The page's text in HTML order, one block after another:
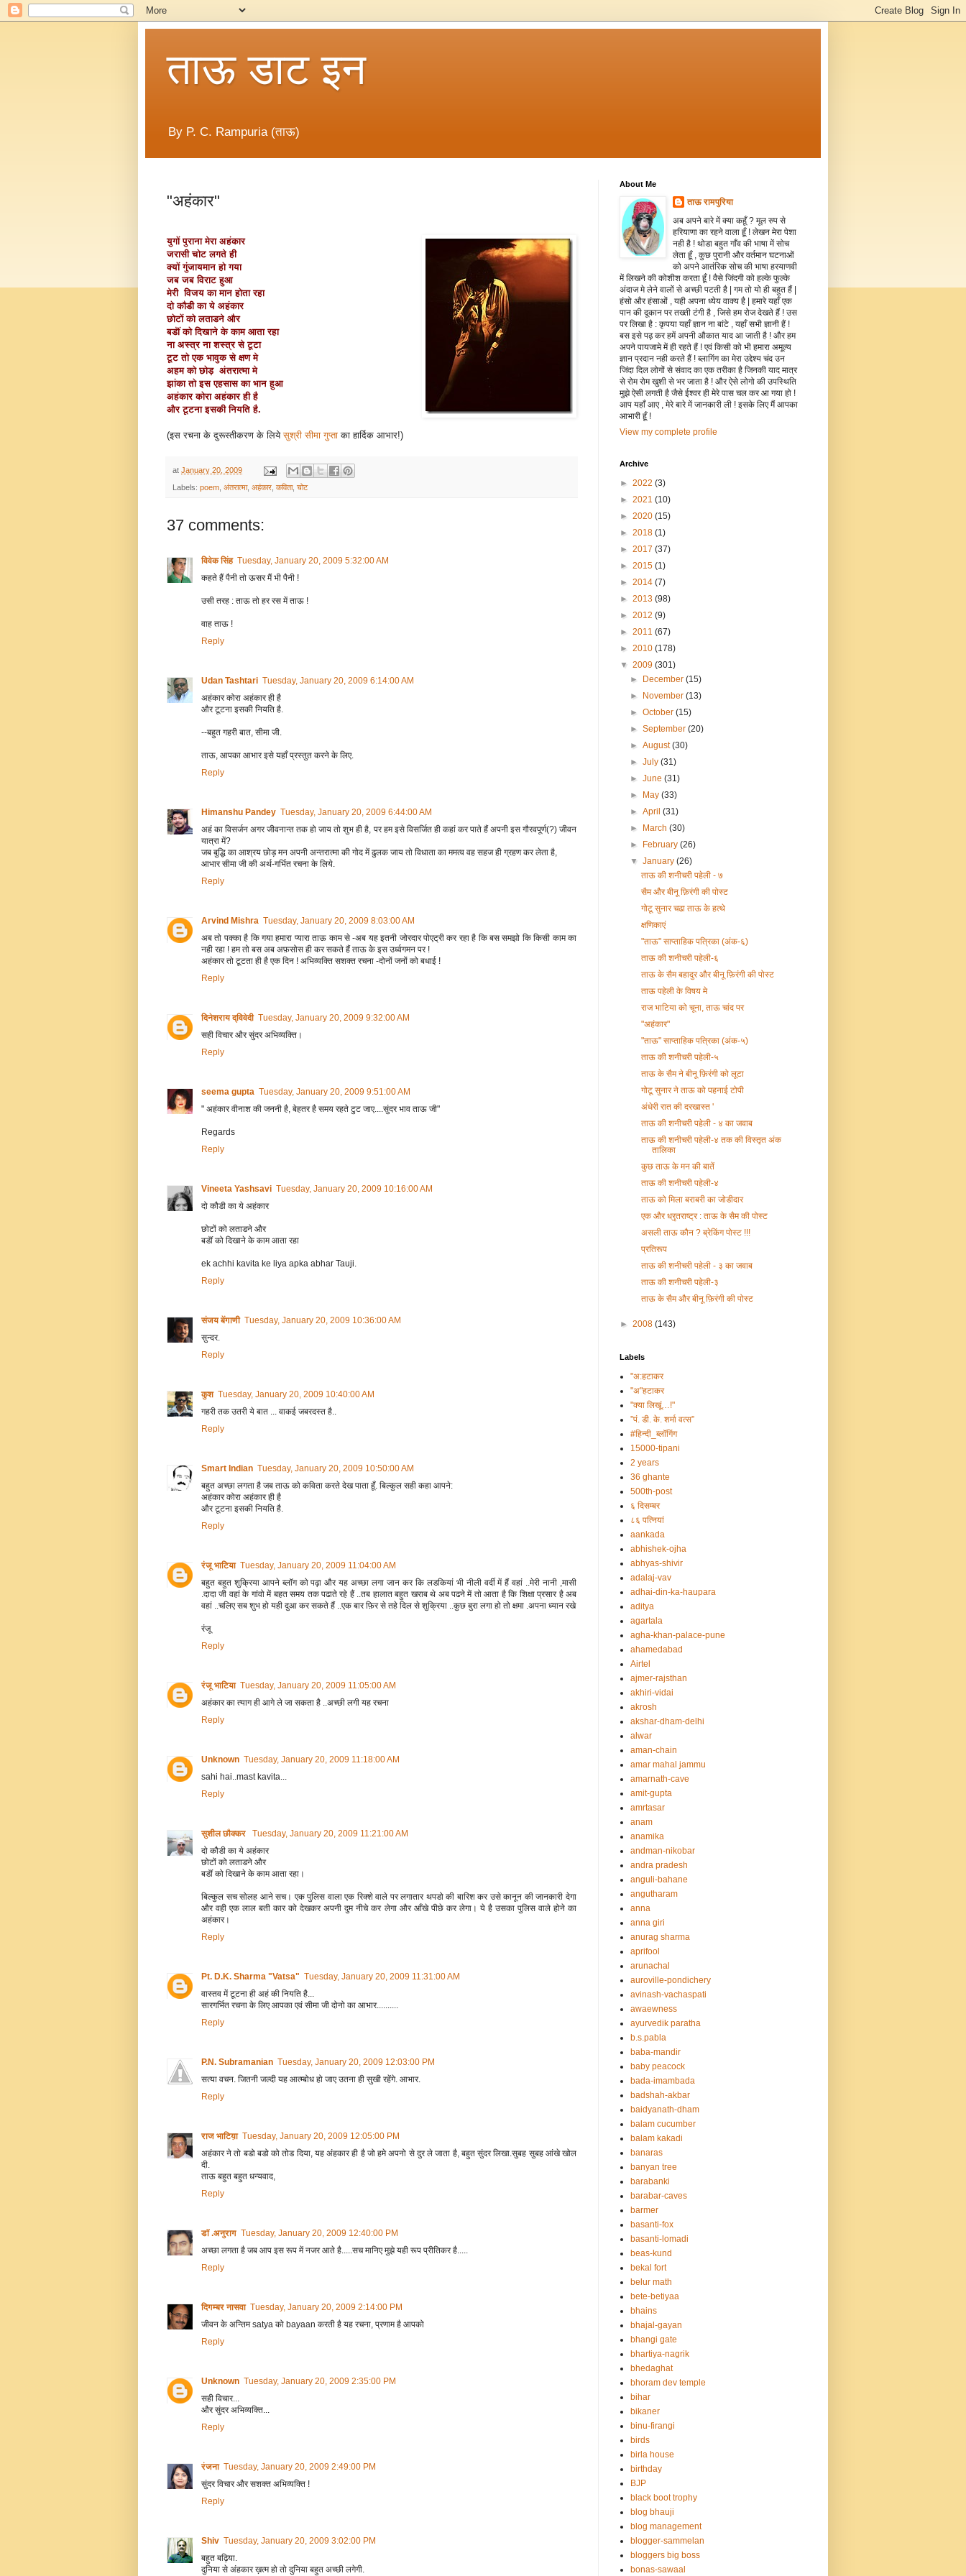
ताऊ डाट इन
By P. C. Rampuria (ताऊ)
"अहंकार"
युगों पुराना मेरा अहंकार
जरासी चोट लगते ही
क्यों गुंजायमान हो गया
जब जब विराट हुआ
मेरी विजय का मान होता रहा
दो कौडी का ये अहंकार
छोटों को लताडने और
बडॊं को दिखाने के काम आता रहा
ना अस्त्र ना शस्त्र से टूटा
टूट तो एक भावुक से क्षण मे
अहम को छोड़ अंतरात्मा मे
झांका तो इस एहसास का भान हुआ
अहंकार कोरा अहंकार ही है
और टूटना इसकी नियति है.
(इस रचना के दुरूस्तीकरण के लियेसुश्री सीमा गुप्ता का हार्दिक आभार!)
at January 20, 2009
Labels: poem, अंतरात्मा, अहंकार, कविता, चोट
37 comments:
विवेक सिंह Tuesday, January 20, 2009 5:32:00 AM
कहते हैं पैनी तो ऊसर मैं भी पैनी !
उसी तरह : ताऊ तो हर रस में ताऊ !
वाह ताऊ !
Reply
Udan Tashtari Tuesday, January 20, 2009 6:14:00 AM
अहंकार कोरा अहंकार ही है
और टूटना इसकी नियति है.
--बहुत गहरी बात, सीमा जी.
ताऊ, आपका आभार इसे यहाँ प्रस्तुत करने के लिए.
Reply
Himanshu Pandey Tuesday, January 20, 2009 6:44:00 AM
अहं का विसर्जन अगर जीवनान्त तक हो जाय तो शुभ ही है, पर हम इसे विसर्जित ही कहां कर पाते हैं अपनी इस गौरवपूर्ण(?) जीवन
यात्रा में?
जब बुद्धि का आश्रय छोड़ मन अपनी अन्तरात्मा की गोद में ढुलक जाय तो विधाता का ममत्व वह सहज ही ग्रहण कर लेता है,
आभार सीमा जी की अर्थ-गर्भित रचना के लिये.
Reply
Arvind Mishra Tuesday, January 20, 2009 8:03:00 AM
अब तो पक्का है कि गया हमारा प्यारा ताऊ काम से -अब यह इतनी जोरदार पोएट्री कर रहा है कि बस समझो कि किसी काम का
नही रहा ! हम तो बस अब अफ़सोस ही कर सकते हैं ताऊ के इस उर्ध्वगमन पर !
अहंकार तो टूटता ही है एक दिन ! अभिव्यक्ति सशक्त रचना -दोनों जनों को बधाई !
Reply
दिनेशराय द्विवेदी Tuesday, January 20, 2009 9:32:00 AM
सही विचार और सुंदर अभिव्यक्ति।
Reply
seema gupta Tuesday, January 20, 2009 9:51:00 AM
" अहंकार वीनाश की जननी है, बेहतर है समय रहते टुट जाए....सुंदर भाव ताऊ जी"
Regards
Reply
Vineeta Yashsavi Tuesday, January 20, 2009 10:16:00 AM
दो कौडी का ये अहंकार
छोटों को लताडने और
बडॊं को दिखाने के काम आता रहा
ek achhi kavita ke liya apka abhar Tauji.
Reply
संजय बेंगाणी Tuesday, January 20, 2009 10:36:00 AM
सुन्दर.
Reply
कुश Tuesday, January 20, 2009 10:40:00 AM
गहरी तक उतरी ये बात ... वाकई जबरदस्त है..
Reply
Smart Indian Tuesday, January 20, 2009 10:50:00 AM
बहुत अच्छा लगता है जब ताऊ को कविता करते देख पाता हूँ. बिल्कुल सही कहा आपने:
अहंकार कोरा अहंकार ही है
और टूटना इसकी नियति है.
Reply
रंजू भाटिया Tuesday, January 20, 2009 11:04:00 AM
बहुत बहुत शुक्रिया आपने ब्लॉग को पढ़ा और यह अच्छा लगा जान कर कि लडकियां भी नीली वर्दी में हैं वहां ..मेरी नानी ,मासी
.दादा जी वहां के गांवो में बहत समय तक पढाते रहे हैं ..तब हालात बहुत खराब थे अब पढने में तो आता है कि शिक्षा प्रसार है अब
वहां ..चलिए सब शुभ हो यही दुआ कर सकते हैं ..एक बार फ़िर से तहे दिल से शुक्रिया ..कुछ बुरा लगा हो तो क्षमा .अपना ध्यान रखे
रंजू
Reply
रंजू भाटिया Tuesday, January 20, 2009 11:05:00 AM
अहंकार का त्याग ही आगे ले जा सकता है ..अच्छी लगी यह रचना
Reply
Unknown Tuesday, January 20, 2009 11:18:00 AM
sahi hai..mast kavita...
Reply
सुशील छौक्कर
Tuesday, January 20, 2009 11:21:00 AM
दो कौडी का ये अहंकार
छोटों को लताडने और
बडॊं को दिखाने के काम आता रहा।
बिल्कुल सच सोलह आने सच। एक पुलिस वाला एक रिक्शे वाले पर लगातार थपडो की बारिश कर उसे कानून की जानकारी देगा
और वही एक लाल बती कार को देखकर अपनी दुम नीचे कर लेगा और आँखे पीछे कर लेगा। ये है उसका पुलिस वाले होने का
अहंकार।
Reply
Pt. D.K. Sharma "Vatsa" Tuesday, January 20, 2009 11:31:00 AM
वास्तव में टूटना ही अहं की नियति है...
सारगर्भित रचना के लिए आपका एवं सीमा जी दोनो का आभार..........
Reply
P.N. Subramanian Tuesday, January 20, 2009 12:03:00 PM
सत्या वचन. जितनी जल्दी यह आत्म्बोध हो जाए उतना ही सुखी रहेंगे. आभार.
Reply
राज भाटिय़ा Tuesday, January 20, 2009 12:05:00 PM
अहंकार ने तो बडो बडो को तोड दिया, यह अंहकार ही है जो हमे अपनो से दुर ले जाता है, बहुत सुंदर लिखा.सुबह सुबह आंखे खोल
दी.
ताऊ बहुत बहुत धन्यवाद,
Reply
डॉ .अनुराग Tuesday, January 20, 2009 12:40:00 PM
अच्छा लगता है जब आप इस रूप में नजर आते है.....सच मानिए मुझे यही रूप प्रीतिकर है.....
Reply
दिगम्बर नासवा Tuesday, January 20, 2009 2:14:00 PM
जीवन के अन्तिम satya को bayaan करती है यह रचना, प्रणाम है आपको
Reply
Unknown Tuesday, January 20, 2009 2:35:00 PM
सही विचार...
और सुंदर अभिव्यक्ति...
Reply
रंजना Tuesday, January 20, 2009 2:49:00 PM
सुंदर विचार और सशक्त अभिव्यक्ति !
Reply
Shiv Tuesday, January 20, 2009 3:02:00 PM
बहुत बढ़िया.
दुनिया से अंहकार ख़त्म हो तो दुनिया बहुत अच्छी लगेगी.
About Me
ताऊ रामपुरिया
अब अपने बारे में क्या कहूँ ? मूल रुप से
हरियाणा का रहने वाला हूँ ! लेखन मेरा पेशा
नही है ! थोडा बहुत गाँव की भाषा में सोच
लेता हूँ , कुछ पुरानी और वर्तमान घटनाओं
को अपने आतंरिक सोच की भाषा हरयाणवी
में लिखने की कोशीश करता हूँ ! वैसे जिंदगी को हल्के फुल्के
अंदाज मे लेने वालों से अच्छी पटती है | गम तो यो ही बहुत हैं |
हंसो और हंसाओं , यही अपना ध्येय वाक्य है | हमारे यहाँ एक
पान की दूकान पर तख्ती टंगी है , जिसे हम रोज देखते हैं ! उस
पर लिखा है : कृपया यहाँ ज्ञान ना बांटे , यहाँ सभी ज्ञानी हैं !
बस इसे पढ़ कर हमें अपनी औकात याद आ जाती है ! और हम
अपने पायजामे में ही रहते हैं ! एवं किसी को भी हमारा अमूल्य
ज्ञान प्रदान नही करते हैं ! ब्लागिंग का मेरा उद्देश्य चंद उन
जिंदा दिल लोगों से संवाद का एक तरीका है जिनकी याद मात्र
से रोम रोम खुशी से भर जाता है ! और ऐसे लोगो की उपस्थिति
मुझे ऐसी लगती है जैसे ईश्वर ही मेरे पास चल कर आ गया हो !
आप यहाँ आए , मेरे बारे में जानकारी ली ! इसके लिए मैं आपका
आभारी हूँ !
View my complete profile
Archive
► 2022 (3)
► 2021 (10)
► 2020 (15)
► 2018 (1)
► 2017 (37)
► 2015 (1)
► 2014 (7)
► 2013 (98)
► 2012 (9)
► 2011 (67)
► 2010 (178)
▼ 2009 (301)
►
December(15)
►
November(13)
►October(15)
►September(20)
►August(30)
►July(31)
►June(31)
►
May(33)
►April(31)
►
March(30)
►
February(26)
▼January(26)
ताऊ की शनीचरी पहेली - ७
सैम और बीनू फ़िरंगी की पोस्ट
गोटू सुनार चढा ताऊ के हत्थे
क्षणिकाएं
"ताऊ" साप्ताहिक पत्रिका (अंक-६)
ताऊ की शनीचरी पहेली-६
ताऊ के सैम बहादुर और बीनू फ़िरंगी की पोस्ट
ताऊ पहेली के विषय मे
राज भाटिया को चूना, ताऊ चांद पर
"अहंकार"
"ताऊ" साप्ताहिक पत्रिका (अंक-५)
ताऊ की शनीचरी पहेली-५
ताऊ के सैम ने बीनू फ़िरंगी को लूटा
गोटू सुनार ने ताऊ को पहनाई टोपी
अंधेरी रात की दरखास्त '
ताऊ की शनीचरी पहेली - ४ का जवाब
ताऊ की शनीचरी पहेली-४ तक की विस्तृत अंक
तालिका
कुछ ताऊ के मन की बातें
ताऊ की शनीचरी पहेली-४
ताऊ को मिला बराबरी का जोडीदार
एक और ध्रृतराष्ट्र : ताऊ के सैम की पोस्ट
असली ताऊ कौन ? ब्रेकिंग पोस्ट !!!
प्रतिरूप
ताऊ की शनीचरी पहेली - ३ का जवाब
ताऊ की शनीचरी पहेली-३
ताऊ के सैम और बीनू फ़िरंगी की पोस्ट
► 2008 (143)
Labels
"अ:हटाकर
"अ"हटाकर
"क्या लिखूं…!"
”पं. डी. के. शर्मा वत्स”
#हिन्दी_ब्लॉगिंग
15000-tipani
2 years
36 ghante
500th-post
६ दिसम्बर
८६ पत्नियां
aankada
abhishek-ojha
abhyas-shivir
adalaj-vav
adhai-din-ka-haupara
aditya
agartala
agha-khan-palace-pune
ahamedabad
Airtel
ajmer-rajsthan
akhiri-vidai
akrosh
akshar-dham-delhi
alwar
aman-chain
amar mahal jammu
amarnath-cave
amit-gupta
amrtasar
anam
anamika
andman-nikobar
andra pradesh
anguli-bahane
angutharam
anna
anna giri
anurag sharma
aprifool
arunachal
auroville-pondichery
avinash-vachaspati
awaewness
ayurvedik paratha
b.s.pabla
baba-mandir
baby peacock
bada-imambada
badshah-akbar
baidyanath-dham
balam cucumber
balam kakadi
banaras
banyan tree
barabanki
barabar-caves
barmer
basanti-fox
basanti-lomadi
beas-kund
bekal fort
belur math
bete-betiyaa
bhains
bhajal-gayan
bhangi gate
bhartiya-nagrik
bhedaghat
bhoram dev temple
bihar
bikaner
binu-firangi
birds
birla house
birthday
BJP
black boot trophy
blog bhauji
blog management
blogger-sammelan
bloggers big boss
bonas-sawaal